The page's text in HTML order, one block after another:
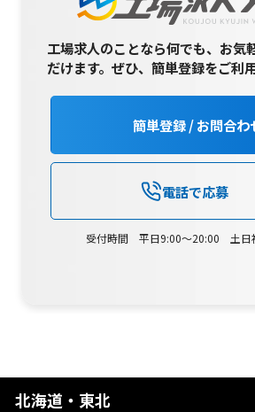
工場求人のことなら何でも、お気
だけます。ぜひ、簡単登録をご利
簡単登録 / お問合わ
電話で応募
受付時間 平日9:00～20:00 土日
北海道・東北